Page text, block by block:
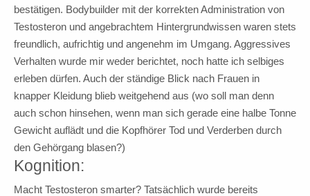
bestätigen. Bodybuilder mit der korrekten Administration von
Testosteron und angebrachtem Hintergrundwissen waren stets
freundlich, aufrichtig und angenehm im Umgang. Aggressives
Verhalten wurde mir weder berichtet, noch hatte ich selbiges
erleben dürfen. Auch der ständige Blick nach Frauen in
knapper Kleidung blieb weitgehend aus (wo soll man denn
auch schon hinsehen, wenn man sich gerade eine halbe Tonne
Gewicht auflädt und die Kopfhörer Tod und Verderben durch
den Gehörgang blasen?)
Kognition:
Macht Testosteron smarter? Tatsächlich wurde bereits